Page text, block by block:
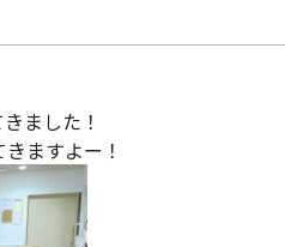
ました！
ますよー！